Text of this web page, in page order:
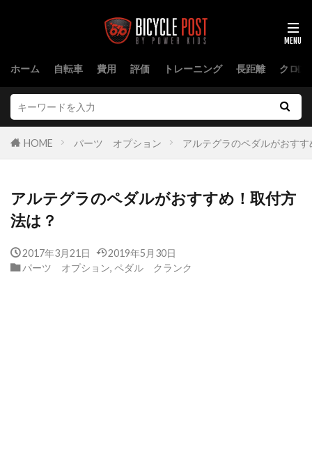
ホーム 自転車 費用 評価 トレーニング 長距離 クロス
HOME パーツ オプション アルテグラのペダルがおす
アルテグラのペダルがおすすめ！取付方
法は？
2017年3月21日
2019年5月30日
パーツ オプション, ペダル クランク